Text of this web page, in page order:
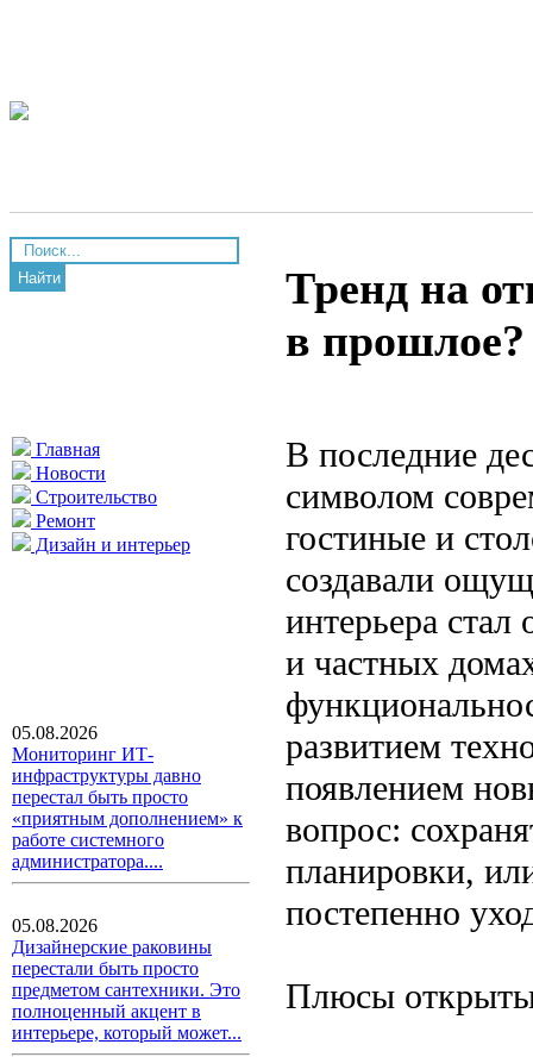
Найти
Главная
Новости
Строительство
Ремонт
Дизайн и интерьер
05.08.2026
Мониторинг ИТ-
инфраструктуры давно
перестал быть просто
«приятным дополнением» к
работе системного
администратора....
05.08.2026
Дизайнерские раковины
перестали быть просто
предметом сантехники. Это
полноценный акцент в
интерьере, который может...
Тренд на
в прошлое?
В последние
символом
гостиные и
создавали
интерьера стал
и частных
развитием
появлением
вопрос:
планировки,
постепенно
Плюсы